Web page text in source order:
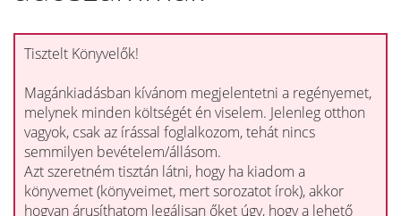
Tisztelt Könyvelők!
Magánkiadásban kívánom megjelentetni a regényemet,
melynek minden költségét én viselem. Jelenleg otthon
vagyok, csak az írással foglalkozom, tehát nincs
semmilyen bevételem/állásom.
Azt szeretném tisztán látni, hogy ha kiadom a
könyvemet (könyveimet, mert sorozatot írok), akkor
hogyan árusíthatom legálisan őket úgy, hogy a lehető